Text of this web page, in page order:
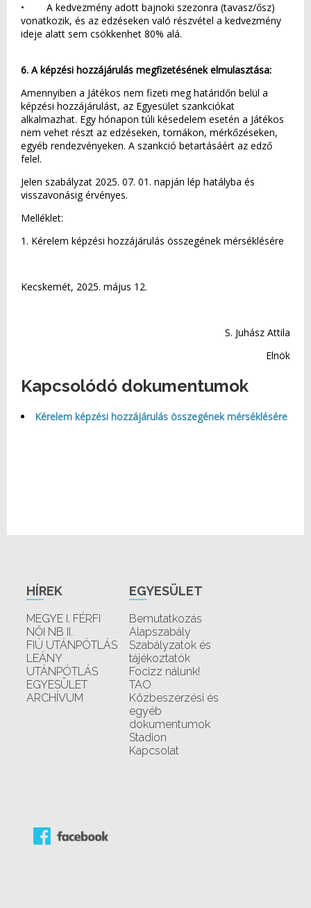
• A kedvezmény adott bajnoki szezonra (tavasz/ősz)
vonatkozik, és az edzéseken való részvétel a kedvezmény
ideje alatt sem csökkenhet 80% alá.
6. A képzési hozzájárulás megfizetésének elmulasztása:
Amennyiben a Játékos nem fizeti meg határidőn belül a
képzési hozzájárulást, az Egyesület szankciókat
alkalmazhat. Egy hónapon túli késedelem esetén a Játékos
nem vehet részt az edzéseken, tornákon, mérkőzéseken,
egyéb rendezvényeken. A szankció betartásáért az edző
felel.
Jelen szabályzat 2025. 07. 01. napján lép hatályba és
visszavonásig érvényes.
Melléklet:
1. Kérelem képzési hozzájárulás összegének mérséklésére
Kecskemét, 2025. május 12.
S. Juhász Attila
Elnök
Kapcsolódó dokumentumok
Kérelem képzési hozzájárulás összegének mérséklésére
HÍREK
MEGYE I. FÉRFI
NŐI NB II.
FIÚ UTÁNPÓTLÁS
LEÁNY
UTÁNPÓTLÁS
EGYESÜLET
ARCHÍVUM
EGYESÜLET
Bemutatkozás
Alapszabály
Szabályzatok és
tájékoztatók
Focizz nálunk!
TAO
Közbeszerzési és
egyéb
dokumentumok
Stadion
Kapcsolat